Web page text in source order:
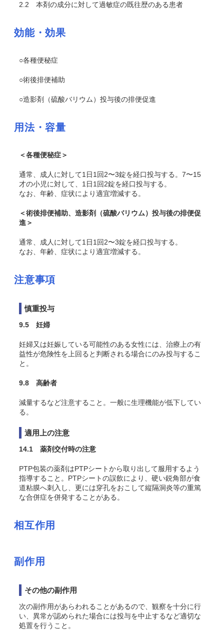
2.2 本剤の成分に対して過敏症の既往歴のある患者
効能・効果
○各種便秘症
○術後排便補助
○造影剤（硫酸バリウム）投与後の排便促進
用法・容量
＜各種便秘症＞
通常、成人に対して1日1回2〜3錠を経口投与する。7〜15
才の小児に対して、1日1回2錠を経口投与する。
なお、年齢、症状により適宜増減する。
＜術後排便補助、造影剤（硫酸バリウム）投与後の排便促
進＞
通常、成人に対して1日1回2〜3錠を経口投与する。
なお、年齢、症状により適宜増減する。
注意事項
慎重投与
9.5 妊婦
妊婦又は妊娠している可能性のある女性には、治療上の有
益性が危険性を上回ると判断される場合にのみ投与するこ
と。
9.8 高齢者
減量するなど注意すること。一般に生理機能が低下してい
る。
適用上の注意
14.1 薬剤交付時の注意
PTP包装の薬剤はPTPシートから取り出して服用するよう
指導すること。PTPシートの誤飲により、硬い鋭角部が食
道粘膜へ刺入し、更には穿孔をおこして縦隔洞炎等の重篤
な合併症を併発することがある。
相互作用
副作用
その他の副作用
次の副作用があらわれることがあるので、観察を十分に行
い、異常が認められた場合には投与を中止するなど適切な
処置を行うこと。